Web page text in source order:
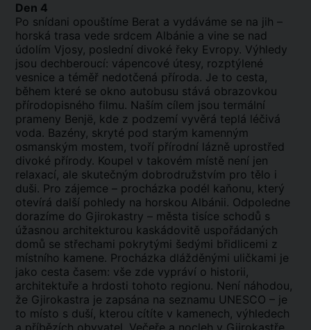
Den 4
Po snídani opouštíme Berat a vydáváme se na jih –
horská trasa vede srdcem Albánie a vine se nad
údolím Vjosy, poslední divoké řeky Evropy. Výhledy
jsou dechberoucí: vápencové útesy, rozptýlené
vesnice a téměř nedotčená příroda. Je to cesta,
během které se okno autobusu stává obrazovkou
přírodopisného filmu. Naším cílem jsou termální
prameny Benjë, kde z podzemí vyvěrá teplá léčivá
voda. Bazény, skryté pod starým kamenným
osmanským mostem, tvoří přírodní lázně uprostřed
divoké přírody. Koupel v takovém místě není jen
relaxací, ale skutečným dobrodružstvím pro tělo i
duši. Pro zájemce – procházka podél kaňonu, který
otevírá další pohledy na horskou Albánii. Odpoledne
dorazíme do Gjirokastry – města tisíce schodů s
úžasnou architekturou kaskádovitě uspořádaných
domů se střechami pokrytými šedými břidlicemi z
místního kamene. Procházka dlážděnými uličkami je
jako cesta časem: vše zde vypráví o historii,
architektuře a hrdosti tohoto regionu. Není náhodou,
že Gjirokastra je zapsána na seznamu UNESCO – je
to místo s duší, kterou cítíte v kamenech, výhledech
a příbězích obyvatel. Večeře a nocleh v Gjirokastře.